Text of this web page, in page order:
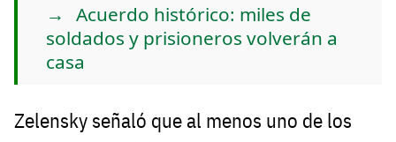
Acuerdo histórico: miles de
soldados y prisioneros volverán a
casa
Zelensky señaló que al menos uno de los